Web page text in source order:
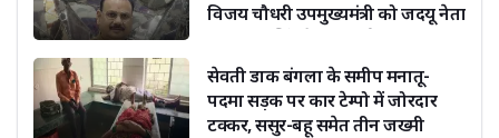
विजय चौधरी उपमुख्यमंत्री को जदयू नेता
सेवती डाक बंगला के समीप मनातू-
पदमा सड़क पर कार टेम्पो में जोरदार
टक्कर, ससुर-बहू समेत तीन जख्मी